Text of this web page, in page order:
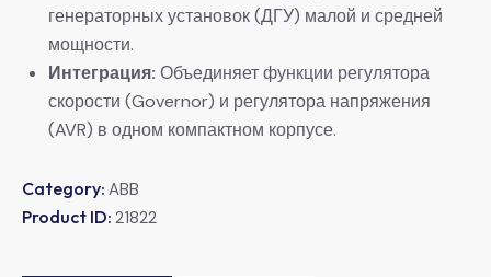
генераторных установок (ДГУ) малой и средней
мощности.
​Интеграция:​ ​ Объединяет функции регулятора
скорости (Governor) и регулятора напряжения
(AVR) в одном компактном корпусе.
Category: ABB
Product ID: 21822